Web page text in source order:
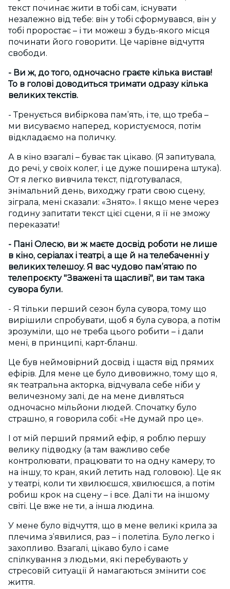
текст починає жити в тобі сам, існувати
незалежно від тебе: він у тобі сформувався, він у
тобі проростає – і ти можеш з будь-якого місця
починати його говорити. Це чарівне відчуття
свободи.
- Ви ж, до того, одночасно граєте кілька вистав!
То в голові доводиться тримати одразу кілька
великих текстів.
- Тренується вибіркова пам’ять, і те, що треба –
ми висуваємо наперед, користуємося, потім
відкладаємо на поличку.
А в кіно взагалі – буває так цікаво. (Я запитувала,
до речі, у своїх колег, і це дуже поширена штука).
От я легко вивчила текст, підготувалася,
знімальний день, виходжу грати свою сцену,
зіграла, мені сказали: «Знято». І якщо мене через
годину запитати текст цієї сцени, я її не зможу
переказати!
- Пані Олесю, ви ж маєте досвід роботи не лише
в кіно, серіалах і театрі, а ще й на телебаченні у
великих телешоу. Я вас чудово пам’ятаю по
телепроєкту "Зважені та щасливі", ви там така
сувора були.
- Я тільки перший сезон була сувора, тому що
вирішили спробувати, щоб я була сувора, а потім
зрозуміли, що не треба цього робити – і дали
мені, в принципі, карт-бланш.
Це був неймовірний досвід і щастя від прямих
ефірів. Для мене це було дивовижно, тому що я,
як театральна акторка, відчувала себе ніби у
величезному залі, де на мене дивляться
одночасно мільйони людей. Спочатку було
страшно, я говорила собі: «Не думай про це».
І от мій перший прямий ефір, я роблю першу
велику підводку (а там важливо себе
контролювати, працювати то на одну камеру, то
на іншу, то кран, який летить над головою). Це як
у театрі, коли ти хвилюєшся, хвилюєшся, а потім
робиш крок на сцену – і все. Далі ти на іншому
світі. Це вже не ти, а інша людина.
У мене було відчуття, що в мене великі крила за
плечима з’явилися, раз – і полетіла. Було легко і
захопливо. Взагалі, цікаво було і саме
спілкування з людьми, які перебувають у
стресовій ситуації й намагаються змінити соє
життя.